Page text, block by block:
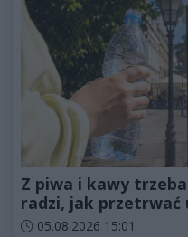
Z piwa i kawy
radzi, jak przetrwać
Data dodania artykułu:
05.08.2026 15:01